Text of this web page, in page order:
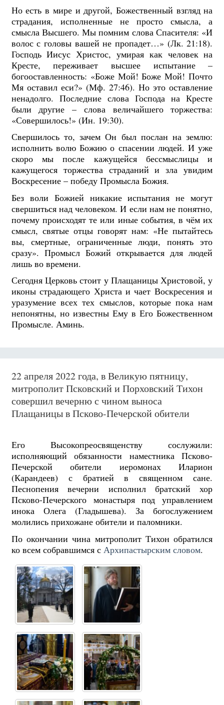
Но есть в мире и другой, Божественный взгляд на
страдания, исполненные не просто смысла, а
смысла Высшего. Мы помним слова Спасителя: «И
волос с головы вашей не пропадет…» (Лк. 21:18).
Господь Иисус Христос, умирая как человек на
Кресте, переживает высшее испытание –
богооставленность: «Боже Мой! Боже Мой! Почто
Мя оставил еси?» (Мф. 27:46). Но это оставление
ненадолго. Последние слова Господа на Кресте
были другие – слова величайшего торжества:
«Совершилось!» (Ин. 19:30).
Свершилось то, зачем Он был послан на землю:
исполнить волю Божию о спасении людей. И уже
скоро мы после кажущейся бессмыслицы и
кажущегося торжества страданий и зла увидим
Воскресение – победу Промысла Божия.
Без воли Божией никакие испытания не могут
свершиться над человеком. И если нам не понятно,
почему происходят те или иные события, в чём их
смысл, святые отцы говорят нам: «Не пытайтесь
вы, смертные, ограниченные люди, понять это
сразу». Промысл Божий открывается для людей
лишь во времени.
Сегодня Церковь стоит у Плащаницы Христовой, у
иконы страдающего Христа и чает Воскресения и
уразумение всех тех смыслов, которые пока нам
непонятны, но известны Ему в Его Божественном
Промысле. Аминь.
22 апреля 2022 года, в Великую пятницу,
митрополит Псковский и Порховский Тихон
совершил вечерню с чином выноса
Плащаницы в Псково-Печерской обители
Его Высокопреосвященству сослужили:
исполняющий обязанности наместника Псково-
Печерской обители иеромонах Иларион
(Карандеев) с братией в священном сане.
Песнопения вечерни исполнил братский хор
Псково-Печерского монастыря под управлением
инока Олега (Гладышева). За богослужением
молились прихожане обители и паломники.
По окончании чина митрополит Тихон обратился
ко всем собравшимся с Архипастырским словом.